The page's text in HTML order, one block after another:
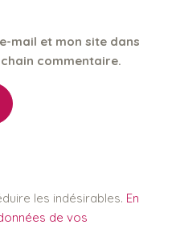
mail et mon site dans
commentaire.
les indésirables. En
de vos